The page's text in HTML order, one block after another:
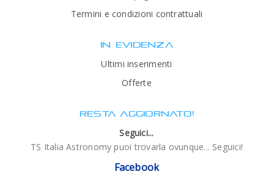
Termini e condizioni contrattuali
IN EVIDENZA
Ultimi inserimenti
Offerte
RESTA AGGIORNATO!
Seguici...
TS Italia Astronomy puoi trovarla ovunque... Seguici!
Facebook